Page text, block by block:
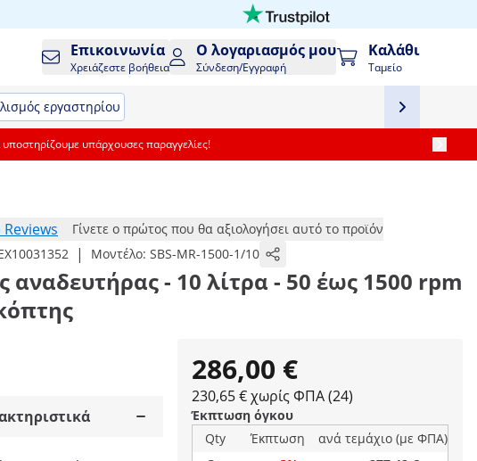
Επικοινωνία
Χρειάζεστε βοήθεια
Ο λογαριασμός μου
Σύνδεση/Εγγραφή
Καλάθι
Ταμείο
εργαστηρίου
υπάρχουσες παραγγελίες!
Reviews
Γίνετε ο πρώτος που θα αξιολογήσει αυτό το προϊόν
| Μοντέλο: SBS-MR-1500-1/10
αναδευτήρας - 10 λίτρα - 50 έως 1500 rpm
286,00 €
230,65 € χωρίς ΦΠΑ (24)
Έκπτωση όγκου
Qty
Έκπτωση
ανά τεμάχιο (με ΦΠΑ)